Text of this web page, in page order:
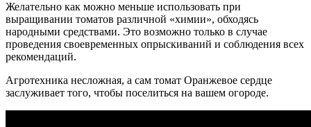
Желательно как можно меньше использовать при
выращивании томатов различной «химии», обходясь
народными средствами. Это возможно только в случае
проведения своевременных опрыскиваний и соблюдения всех
рекомендаций.
Агротехника несложная, а сам томат Оранжевое сердце
заслуживает того, чтобы поселиться на вашем огороде.